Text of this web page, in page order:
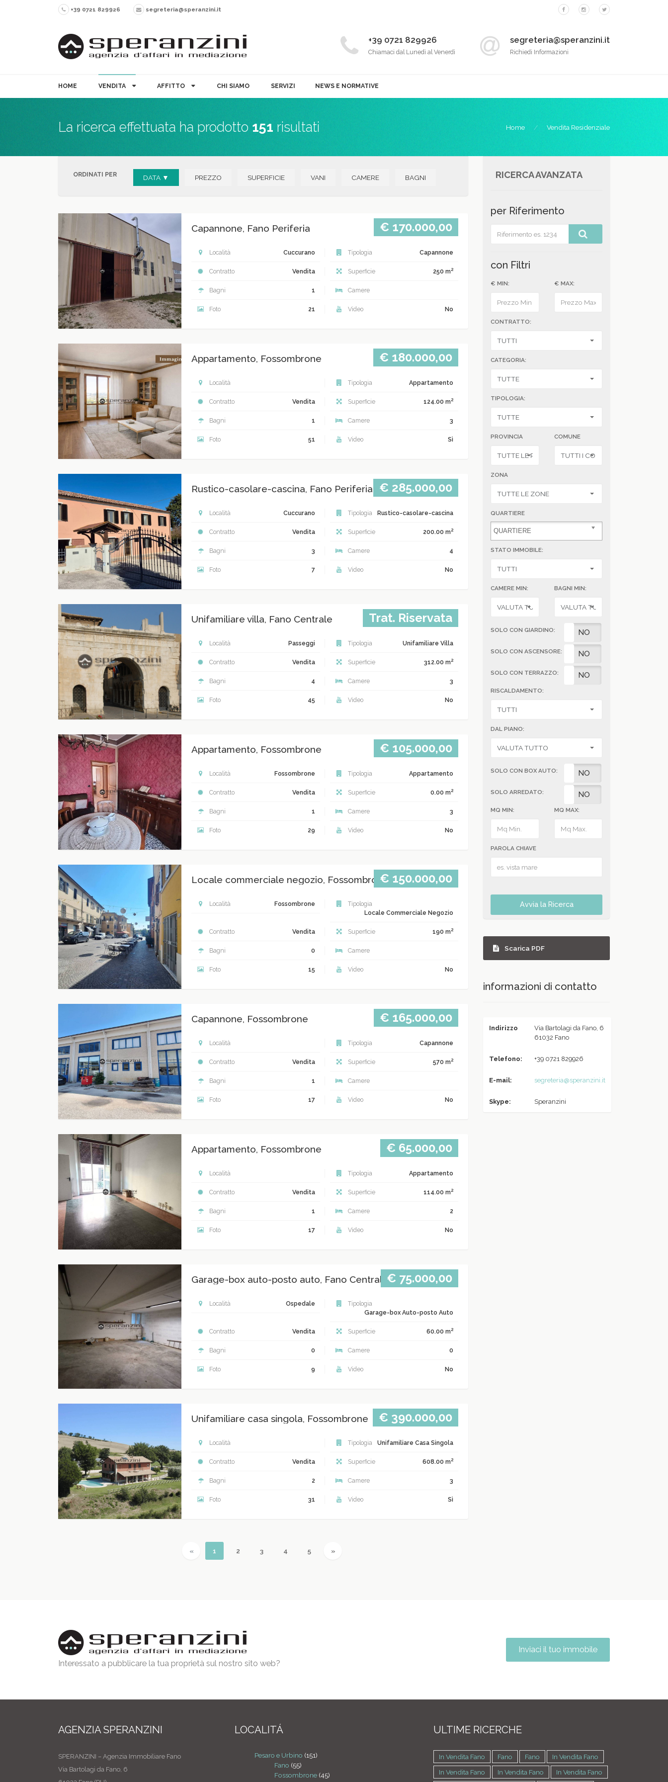
+39 0721 829926 segreteria@speranzini.it
segreteria@speranzini.it
Richiedi Informazioni
+39 0721 829926
Chiamaci dal Lunedì al Venerdì
HOME VENDITA AFFITTO CHI SIAMO SERVIZI NEWS E NORMATIVE
La ricerca effettuata ha prodotto 151 risultati Home Vendita Residenziale
ORDINATI PER DATA ▼ PREZZO SUPERFICIE VANI CAMERE BAGNI
Capannone, Fano Periferia € 170.000,00
Località Cuccurano Tipologia Capannone
Contratto Vendita Superficie 250 m2
Bagni 1 Camere
Foto 21 Video No
Appartamento, Fossombrone € 180.000,00
Località Tipologia Appartamento
Contratto Vendita Superficie 124.00 m2
Bagni 1 Camere 3
Foto 51 Video Sì
Rustico-casolare-cascina, Fano Periferia € 285.000,00
Località Cuccurano Tipologia Rustico-casolare-cascina
Contratto Vendita Superficie 200.00 m2
Bagni 3 Camere 4
Foto 7 Video No
Unifamiliare villa, Fano Centrale Trat. Riservata
Località Passeggi Tipologia Unifamiliare Villa
Contratto Vendita Superficie 312.00 m2
Bagni 4 Camere 3
Foto 45 Video No
Appartamento, Fossombrone € 105.000,00
Località Fossombrone Tipologia Appartamento
Contratto Vendita Superficie 0.00 m2
Bagni 1 Camere 3
Foto 29 Video No
Locale commerciale negozio, Fossombrone€ 150.000,00
Località Fossombrone
Tipologia
Locale Commerciale Negozio
Contratto Vendita Superficie 190 m2
Bagni 0 Camere
Foto 15 Video No
Capannone, Fossombrone € 165.000,00
Località Tipologia Capannone
Contratto Vendita Superficie 570 m2
Bagni 1 Camere
Foto 17 Video No
Appartamento, Fossombrone € 65.000,00
Località Tipologia Appartamento
Contratto Vendita Superficie 114.00 m2
Bagni 1 Camere 2
Foto 17 Video No
Garage-box auto-posto auto, Fano Centrale€ 75.000,00
Località Ospedale
Tipologia
Garage-box Auto-posto Auto
Contratto Vendita Superficie 60.00 m2
Bagni 0 Camere 0
Foto 9 Video No
Unifamiliare casa singola, Fossombrone € 390.000,00
Località Tipologia Unifamiliare Casa Singola
Contratto Vendita Superficie 608.00 m2
Bagni 2 Camere 3
Foto 31 Video Sì
« Previous
1 (current)
2 3 4 5 »
RICERCA AVANZATA
per Riferimento
con Filtri
€ MIN: € MAX:
CONTRATTO:
CATEGORIA:
TIPOLOGIA:
PROVINCIA COMUNE
ZONA
QUARTIERE
STATO IMMOBILE:
CAMERE MIN: BAGNI MIN:
SOLO CON GIARDINO:
SI NO
SOLO CON ASCENSORE:
SI NO
SOLO CON TERRAZZO:
SI NO
RISCALDAMENTO:
DAL PIANO:
SOLO CON BOX AUTO:
SI NO
SOLO ARREDATO:SI NO
MQ MIN: MQ MAX:
PAROLA CHIAVE
Avvia la Ricerca
Scarica PDF
informazioni di contatto
Indirizzo
Via Bartolagi da Fano, 6
61032 Fano
Telefono: +39 0721 829926
E-mail: segreteria@speranzini.it
Skype: Speranzini
Interessato a pubblicare la tua proprietà sul nostro sito web?
Inviaci il tuo immobile
AGENZIA SPERANZINI
SPERANZINI – Agenzia Immobiliare Fano
Via Bartolagi da Fano, 6
LOCALITÁ
Pesaro e Urbino (151)
Fano (55)
Fossombrone (45)
ULTIME RICERCHE
In Vendita Fano Fano Fano
In Vendita Fano
In Vendita Fano
In Vendita Fano In Vendita Fano